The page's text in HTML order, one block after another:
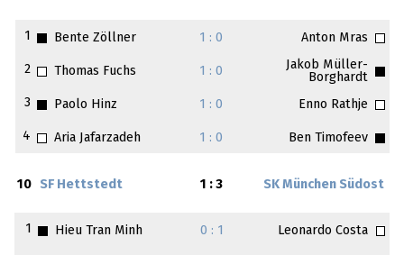
1 Bente Zöllner 1 : 0 Anton Mras
2 Thomas Fuchs 1 : 0
Jakob Müller-
Borghardt
3
Paolo Hinz 1 : 0 Enno Rathje
4 Aria Jafarzadeh 1 : 0 Ben Timofeev
10 SF Hettstedt 1 : 3 SK München Südost
1 Hieu Tran Minh 0 : 1 Leonardo Costa